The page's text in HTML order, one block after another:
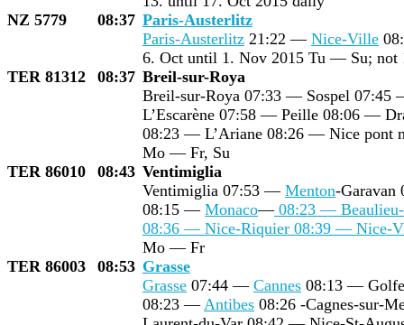
NZ 5779
08:37 Paris-Austerlitz
Paris-Austerlitz 21:22 — Nice-Ville
6. Oct until 1. Nov 2015 Tu — Su; not
TER 81312
08:37 Breil-sur-Roya
Breil-sur-Roya 07:33 — Sospel 07:45
L’Escarène 07:58 — Peille 08:06 —
08:23 — L’Ariane 08:26 — Nice pont
Mo — Fr, Su
TER 86010
08:43 Ventimiglia
Ventimiglia 07:53 — Menton-
08:15 — Monaco—08:23 —
08:36 — Nice-Riquier 08:39 — Nice-
Mo — Fr
TER 86003
08:53 Grasse
Grasse 07:44 — Cannes 08:13 —
08:23 — Antibes 08:26 -Cagnes-sur-